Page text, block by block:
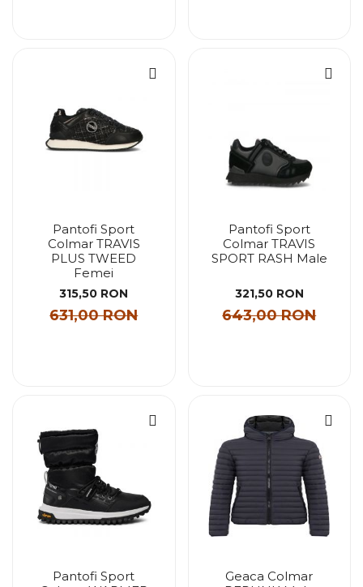
Pantofi Sport
Colmar TRAVIS
PLUS TWEED
Femei
315,50 RON
631,00 RON
Pantofi Sport
Colmar TRAVIS
SPORT RASH Male
321,50 RON
643,00 RON
Pantofi Sport
Geaca Colmar